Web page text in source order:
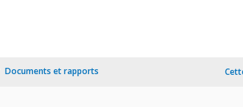
Documents et rapports